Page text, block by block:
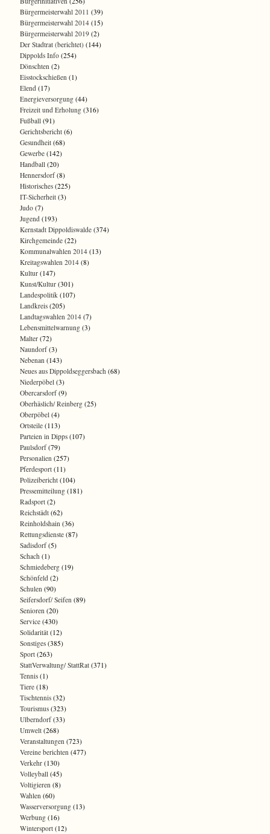
Bürgermeisterwahl 2011 (39)
Bürgermeisterwahl 2014 (15)
Bürgermeisterwahl 2019 (2)
Der Stadtrat (berichtet) (144)
Dippolds Info (254)
Dönschten (2)
Eisstockschießen (1)
Elend (17)
Energieversorgung (44)
Freizeit und Erholung (316)
Fußball (91)
Gerichtsbericht (6)
Gesundheit (68)
Gewerbe (142)
Handball (20)
Hennersdorf(8)
Historisches (225)
IT-Sicherheit (3)
Judo (7)
Jugend (193)
Kernstadt Dippoldiswalde (374)
Kirchgemeinde (22)
Kommunalwahlen 2014 (13)
Kreitagswahlen 2014 (8)
Kultur (147)
Kunst/Kultur (301)
Landespolitik (107)
Landkreis (205)
Landtagswahlen 2014 (7)
Lebensmittelwarnung (3)
Malter (72)
Naundorf(3)
Nebenan (143)
Neues aus Dippoldseggersbach (68)
Niederpöbel (3)
Obercarsdorf(9)
Oberhäslich/ Reinberg (25)
Oberpöbel (4)
Ortsteile (113)
Parteien in Dipps (107)
Paulsdorf(79)
Personalien (257)
Pferdesport (11)
Polizeibericht (104)
Pressemitteilung (181)
Radsport (2)
Reichstädt (62)
Reinholdshain (36)
Rettungsdienste (87)
Sadisdorf(5)
Schach (1)
Schmiedeberg (19)
Schönfeld (2)
Schulen (90)
Seifersdorf/ Seifen (89)
Senioren (20)
Service (430)
Solidarität (12)
Sonstiges (385)
Sport (263)
StattVerwaltung/ StattRat (371)
Tennis (1)
Tiere (18)
Tischtennis (32)
Tourismus (323)
Ulberndorf(33)
Umwelt (268)
Veranstaltungen (723)
Vereine berichten (477)
Verkehr (130)
Volleyball (45)
Voltigieren (8)
Wahlen (60)
Wasserversorgung (13)
Werbung (16)
Wintersport (12)